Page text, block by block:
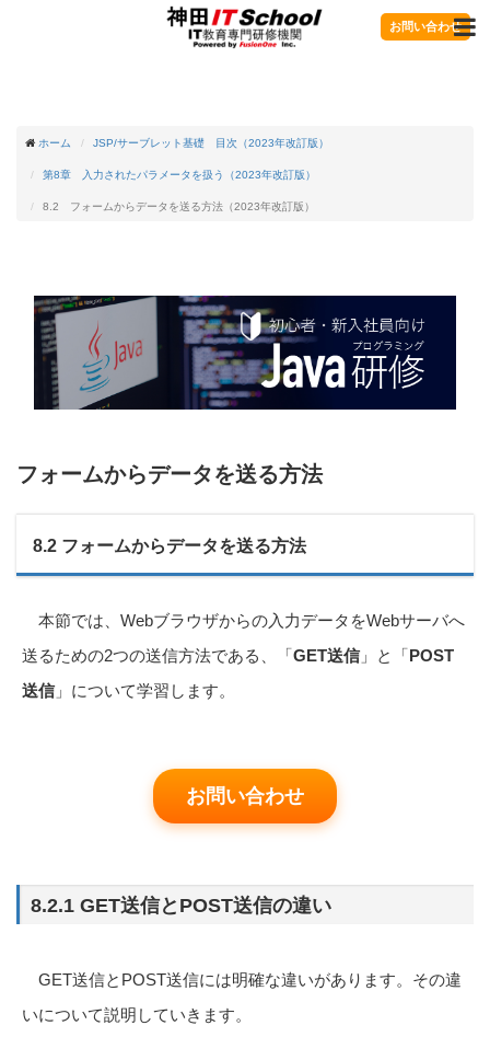
お問い合わせ
ホーム JSP/サーブレット基礎 目次（2023年改訂版）
第8章 入力されたパラメータを扱う（2023年改訂版）
8.2 フォームからデータを送る方法（2023年改訂版）
フォームからデータを送る方法
8.2 フォームからデータを送る方法
本節では、Webブラウザからの入力データをWebサーバへ
送るための2つの送信方法である、「GET送信」と「POST
送信」について学習します。
お問い合わせ
8.2.1 GET送信とPOST送信の違い
GET送信とPOST送信には明確な違いがあります。その違
いについて説明していきます。